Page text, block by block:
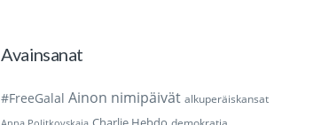
Avainsanat
#FreeGalal Ainon nimipäivät alkuperäiskansat